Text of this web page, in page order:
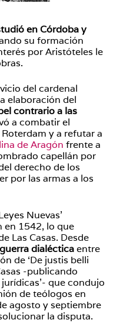
en Córdoba y
su formación
por Aristóteles le
del cardenal
elaboración del
contrario a las
a combatir el
y a refutar a
de Aragón frente a
capellán por
derecho de los
por las armas a los
Nuevas’
en 1542, lo que
Las Casas. Desde
guerra dialécticaentre
de ‘De justis belli
-publicando
que condujo
de teólogos en
agosto y septiembre
la disputa.